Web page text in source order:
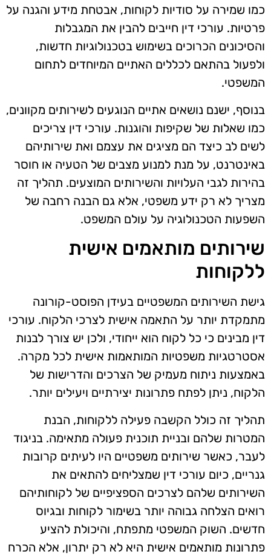
כמו שמירה על סודיות לקוחות, אבטחת מידע והגנה על
פרטיות. עורכי דין חייבים להבין את המגבלות
והסיכונים הכרוכים בשימוש בטכנולוגיות חדשות,
ולפעול בהתאם לכללים האתיים המיוחדים לתחום
המשפטי.
בנוסף, ישנם נושאים אתיים הנוגעים לשירותים מקוונים,
כמו שאלות של שקיפות והוגנות. עורכי דין צריכים
לשים לב כיצד הם מציגים את עצמם ואת שירותיהם
באינטרנט, על מנת למנוע מצבים של הטעיה או חוסר
בהירות לגבי העלויות והשירותים המוצעים. תהליך זה
מצריך לא רק ידע משפטי, אלא גם הבנה רחבה של
השפעות הטכנולוגיה על עולם המשפט.
שירותים מותאמים אישית
ללקוחות
גישת השירותים המשפטיים בעידן הפוסט-קורונה
מתמקדת יותר על התאמה אישית לצרכי הלקוח. עורכי
דין מבינים כי כל לקוח הוא ייחודי, ולכן יש צורך לבנות
אסטרטגיות משפטיות המותאמות אישית לכל מקרה.
באמצעות ניתוח מעמיק של הצרכים והדרישות של
הלקוח, ניתן לפתח פתרונות יצירתיים ויעילים יותר.
תהליך זה כולל הקשבה פעילה ללקוחות, הבנת
המטרות שלהם ובניית תוכנית פעולה מתאימה. בניגוד
לעבר, כאשר שירותים משפטיים היו לעיתים קרובות
גנריים, כיום עורכי דין שמצליחים להתאים את
השירותים שלהם לצרכים הספציפיים של לקוחותיהם
רואים הצלחה גבוהה יותר בשימור לקוחות ובגיוס
חדשים. השוק המשפטי מתפתח, והיכולת להציע
פתרונות מותאמים אישית היא לא רק יתרון, אלא הכרח